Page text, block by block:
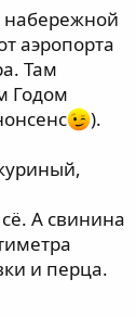
набережной
аэропорта
Там
Годом
).
А свинина
и перца.